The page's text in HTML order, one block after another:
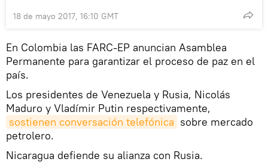
18 de mayo 2017, 16:10 GMT
En Colombia las FARC-EP anuncian Asamblea
Permanente para garantizar el proceso de paz en el
país.
Los presidentes de Venezuela y Rusia, Nicolás
Maduro y Vladímir Putin respectivamente,
sostienen conversación telefónica sobre mercado
petrolero.
Nicaragua defiende su alianza con Rusia.